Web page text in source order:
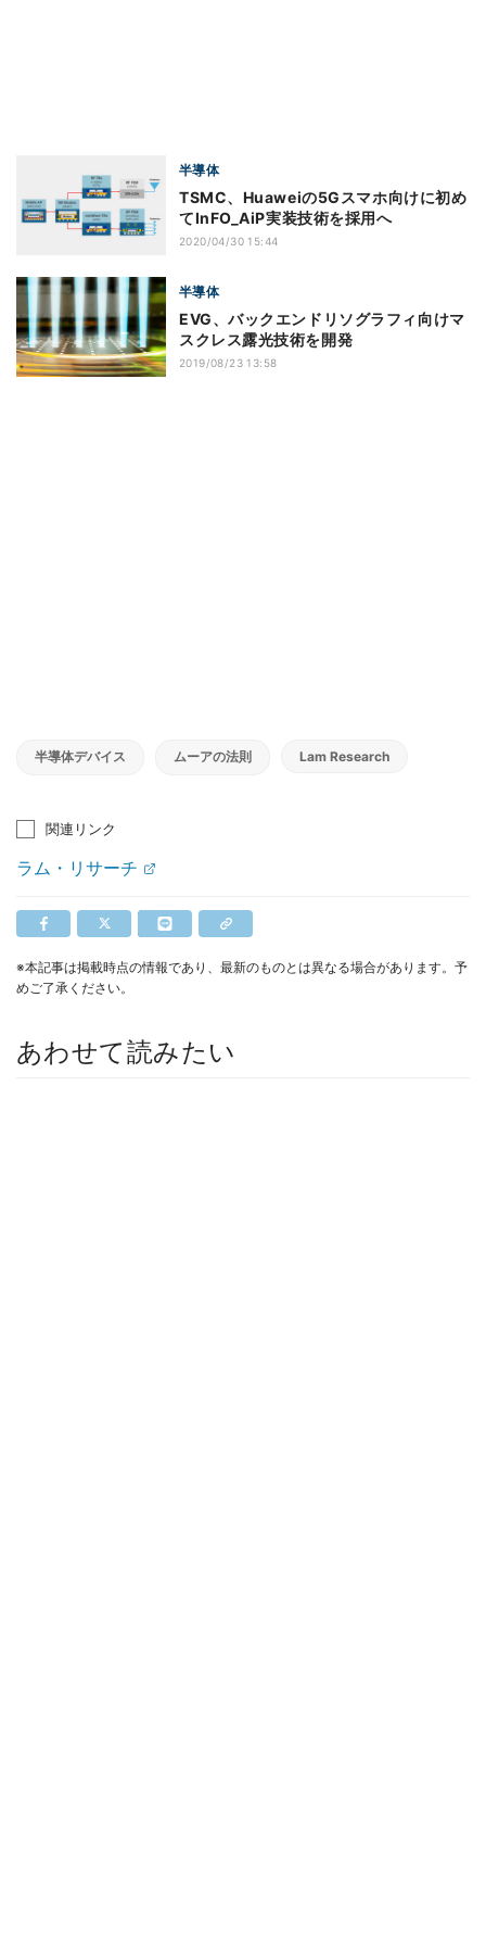
半導体
TSMC、Huaweiの5Gスマホ向けに初め
てInFO_AiP実装技術を採用へ
2020/04/30 15:44
半導体
EVG、バックエンドリソグラフィ向けマ
スクレス露光技術を開発
2019/08/23 13:58
半導体デバイス ムーアの法則 Lam Research
関連リンク
ラム・リサーチ
※本記事は掲載時点の情報であり、最新のものとは異なる場合があります。予
めご了承ください。
あわせて読みたい